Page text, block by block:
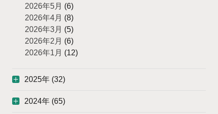
2026年5月 (6)
2026年4月 (8)
2026年3月 (5)
2026年2月 (6)
2026年1月 (12)
2025年 (32)
2024年 (65)